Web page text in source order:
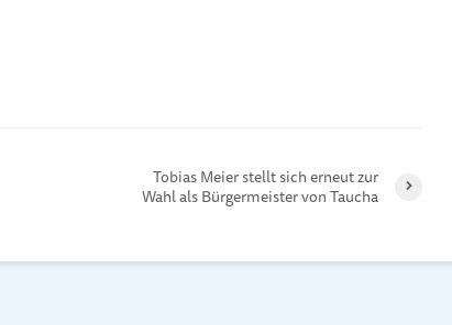
Tobias Meier stellt sich erneut zur
Wahl als Bürgermeister von Taucha